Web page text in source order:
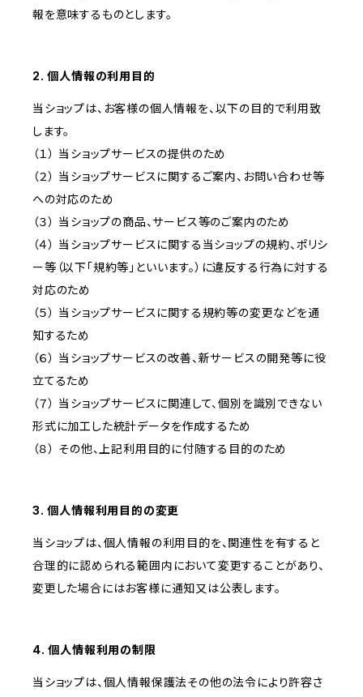
報を意味するものとします。
2. 個人情報の利用目的
当ショップは、お客様の個人情報を、以下の目的で利用致
します。
（１） 当ショップサービスの提供のため
（２） 当ショップサービスに関するご案内、お問い合わせ等
への対応のため
（３） 当ショップの商品、サービス等のご案内のため
（４） 当ショップサービスに関する当ショップの規約、ポリシ
ー等（以下「規約等」といいます。）に違反する行為に対する
対応のため
（５） 当ショップサービスに関する規約等の変更などを通
知するため
（６） 当ショップサービスの改善、新サービスの開発等に役
立てるため
（７） 当ショップサービスに関連して、個別を識別できない
形式に加工した統計データを作成するため
（８） その他、上記利用目的に付随する目的のため
3. 個人情報利用目的の変更
当ショップは、個人情報の利用目的を、関連性を有すると
合理的に認められる範囲内において変更することがあり、
変更した場合にはお客様に通知又は公表します。
4. 個人情報利用の制限
当ショップは、個人情報保護法その他の法令により許容さ